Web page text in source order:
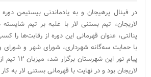
در فینال پرهیجان و به یادماندنی بیستیمن
لاریجان، تیم بستنی لار با غلبه بر تیم
پنالتی، عنوان قهرمانی این دوره از رقابت‌ها را
با حمایت سه‌گانه شهرداری، شورای شهر و شورای
پیام نور
لاریجان بود و در نهایت با قهرمانی بستنی لار به